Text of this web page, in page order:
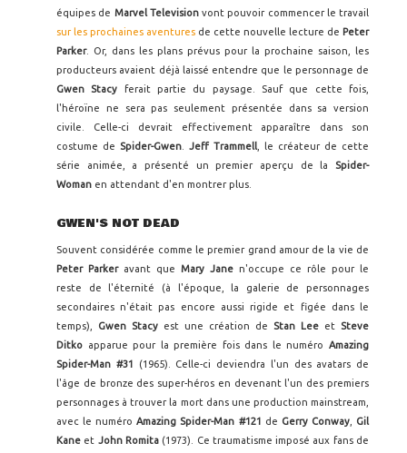
équipes de Marvel Televisionvont pouvoir commencer le travail
sur les prochaines aventures de cette nouvelle lecture de Peter
Parker. Or, dans les plans prévus pour la prochaine saison, les
producteurs avaient déjà laissé entendre que le personnage de
Gwen Stacy ferait partie du paysage. Sauf que cette fois,
l'héroïne ne sera pas seulement présentée dans sa version
civile. Celle-ci devrait effectivement apparaître dans son
costume de Spider-Gwen Jeff Trammell , le créateur de cette
série animée, a présenté un premier aperçu de la Spider-
Woman en attendant d'en montrer plus.
GWEN'S NOT DEAD
Souvent considérée comme le premier grand amour de la vie de
Peter Parkeravant que Mary Jane n'occupe ce rôle pour le
reste de l'éternité (à l'époque, la galerie de personnages
secondaires n'était pas encore aussi rigide et figée dans le
temps), Gwen Stacy est une création de Stan Lee et Steve
Ditko apparue pour la première fois dans le numéro Amazing
Spider-Man #31
(1965). Celle-ci deviendra l'un des avatars de
l'âge de bronze des super-héros en devenant l'un des premiers
personnages à trouver la mort dans une production mainstream,
avec le numéroAmazing Spider-Man #121 de Gerry Conway, Gil
Kane et John Romita(1973). Ce traumatisme imposé aux fans de